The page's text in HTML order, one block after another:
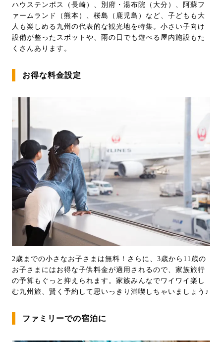
ハウステンボス（長崎）、別府・湯布院（大分）、阿蘇フ
ァームランド（熊本）、桜島（鹿児島）など、子どもも大
人も楽しめる九州の代表的な観光地を特集。小さい子向け
設備が整ったスポットや、雨の日でも遊べる屋内施設もた
くさんあります。
お得な料金設定
2歳までの小さなお子さまは無料！さらに、3歳から11歳の
お子さまにはお得な子供料金が適用されるので、家族旅行
の予算もぐっと抑えられます。家族みんなでワイワイ楽し
む九州旅、賢く予約して思いっきり満喫しちゃいましょう♪
ファミリーでの宿泊に